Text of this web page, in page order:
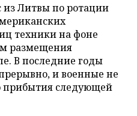
из Литвы по ротации
техники на фоне
размещения
В последние годы
и военные не
прибытия следующей